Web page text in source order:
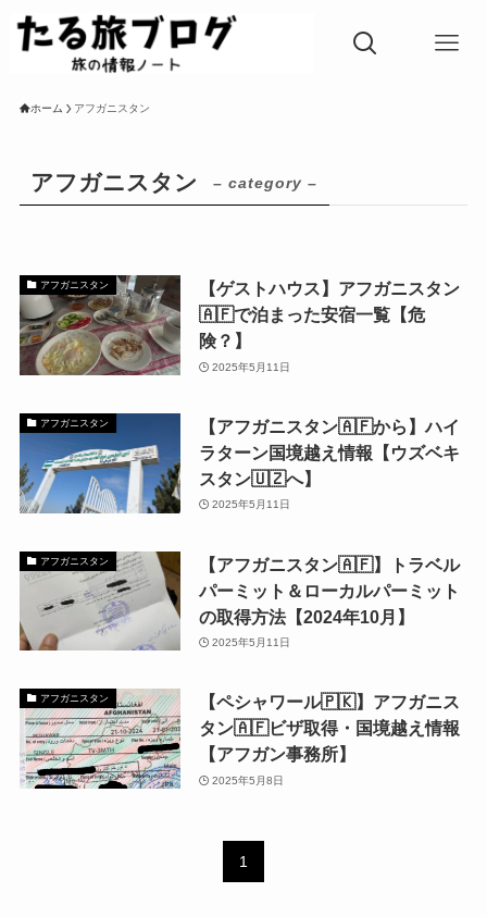
ホーム アフガニスタン
アフガニスタン – category –
アフガニスタン
【ゲストハウス】アフガニスタン
🇦🇫で泊まった安宿一覧【危
険？】
2025年5月11日
アフガニスタン
【アフガニスタン🇦🇫から】ハイ
ラターン国境越え情報【ウズベキ
スタン🇺🇿へ】
2025年5月11日
アフガニスタン
【アフガニスタン🇦🇫】トラベル
パーミット＆ローカルパーミット
の取得方法【2024年10月】
2025年5月11日
アフガニスタン
【ペシャワール🇵🇰】アフガニス
タン🇦🇫ビザ取得・国境越え情報
【アフガン事務所】
2025年5月8日
1